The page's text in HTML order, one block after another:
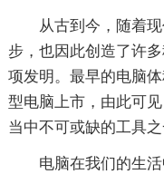
从古到今，随着现
步，也因此创造了许
项发明。最早的电脑
型电脑上市，由此可
当中不可或缺的工具之
电脑在我们的生活